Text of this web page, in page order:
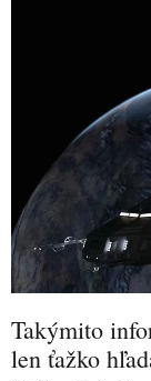
Takýmito
len ťažko